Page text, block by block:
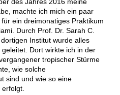
machte ich mich ein paar
ein dreimonatiges Praktikum
Durch Prof. Dr. Sarah C.
Institut wurde alles
Dort wirkte ich in der
tropischer Stürme
wie solche
sind und wie so eine